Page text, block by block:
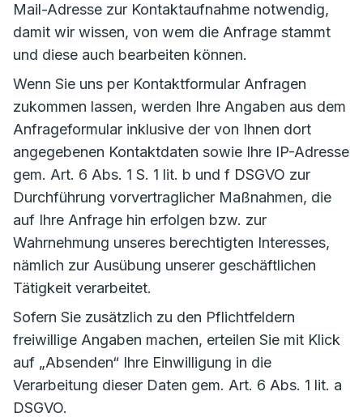
Mail-Adresse zur Kontaktaufnahme notwendig,
damit wir wissen, von wem die Anfrage stammt
und diese auch bearbeiten können.
Wenn Sie uns per Kontaktformular Anfragen
zukommen lassen, werden Ihre Angaben aus dem
Anfrageformular inklusive der von Ihnen dort
angegebenen Kontaktdaten sowie Ihre IP-Adresse
gem. Art. 6 Abs. 1 S. 1 lit. b und f DSGVO zur
Durchführung vorvertraglicher Maßnahmen, die
auf Ihre Anfrage hin erfolgen bzw. zur
Wahrnehmung unseres berechtigten Interesses,
nämlich zur Ausübung unserer geschäftlichen
Tätigkeit verarbeitet.
Sofern Sie zusätzlich zu den Pflichtfeldern
freiwillige Angaben machen, erteilen Sie mit Klick
auf „Absenden“ Ihre Einwilligung in die
Verarbeitung dieser Daten gem. Art. 6 Abs. 1 lit. a
DSGVO.